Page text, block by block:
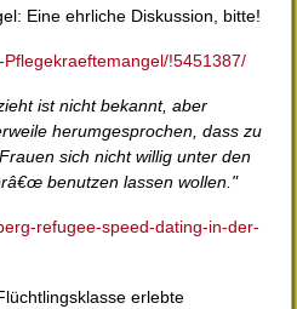
Eine ehrliche Diskussion, bitte!
!5451387/
ist nicht bekannt, aber
herumgesprochen, dass zu
sich nicht willig unter den
benutzen lassen wollen."
refugee-speed-dating-in-der-
erlebte